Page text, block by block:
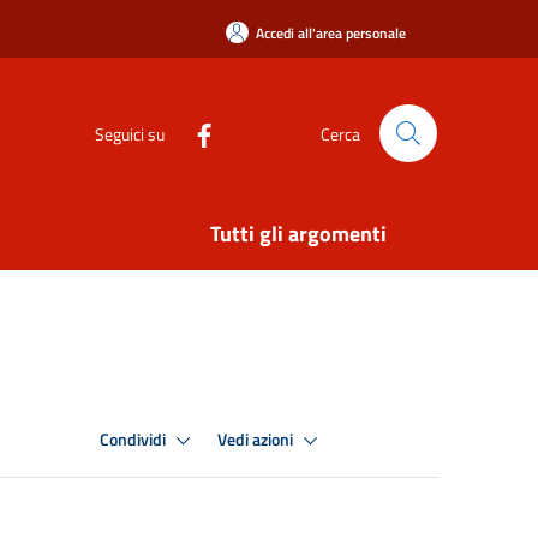
Accedi all'area personale
Seguici su Cerca
Tutti gli argomenti
Condividi Vedi azioni